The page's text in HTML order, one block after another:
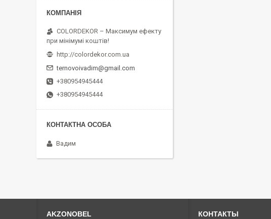
COLORDEKOR – Максимум ефекту
при мінімумі коштів!
http://colordekor.com.ua
ternovoivadim@gmail.com
+380954945444
+380954945444
Вадим
AKZONOBEL КОНТАКТЫ